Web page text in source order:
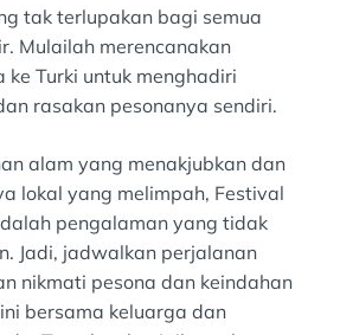
tak terlupakan bagi semua
Mulailah merencanakan
ke Turki untuk menghadiri
rasakan pesonanya sendiri.
alam yang menakjubkan dan
lokal yang melimpah, Festival
pengalaman yang tidak
Jadi, jadwalkan perjalanan
nikmati pesona dan keindahan
bersama keluarga dan